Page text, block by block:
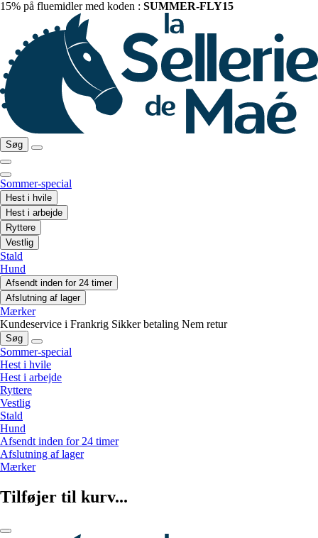
15% på fluemidler med koden : SUMMER-FLY15
Søg
Sommer-special
Hest i hvile
Hest i arbejde
Ryttere
Vestlig
Stald
Hund
Afsendt inden for 24 timer
Afslutning af lager
Mærker
Kundeservice i Frankrig Sikker betaling Nem retur
Søg
Sommer-special
Hest i hvile
Hest i arbejde
Ryttere
Vestlig
Stald
Hund
Afsendt inden for 24 timer
Afslutning af lager
Mærker
Tilføjer til kurv...